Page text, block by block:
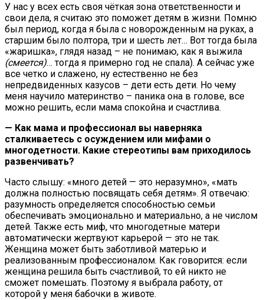
У нас у всех есть своя чёткая зона ответственности и
свои дела, я считаю это поможет детям в жизни. Помню
был период, когда я была с новорожденным на руках, а
старшим было полтора, три и шесть лет… Вот тогда была
«жаришка», глядя назад – не понимаю, как я выжила
(смеется)… тогда я примерно год не спала). А сейчас уже
все четко и слажено, ну естественно не без
непредвиденных казусов – дети есть дети. Но чему
меня научило материнство – паника она в голове, все
можно решить, если мама спокойна и счастлива.
— Как мама и профессионал вы наверняка
сталкиваетесь с осуждением или мифами о
многодетности. Какие стереотипы вам приходилось
развенчивать?
Часто слышу: «много детей — это неразумно», «мать
должна полностью посвящать себя детям». Я отвечаю:
разумность определяется способностью семьи
обеспечивать эмоционально и материально, а не числом
детей. Также есть миф, что многодетные матери
автоматически жертвуют карьерой — это не так.
Женщина может быть заботливой матерью и
реализованным профессионалом. Как говорится: если
женщина решила быть счастливой, то ей никто не
сможет помешать. Поэтому я выбрала работу, от
которой у меня бабочки в животе.